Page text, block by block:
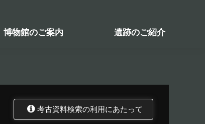
博物館のご案内 遺跡のご紹介
トップ 資料データベース 考古資料検索
考古資料検索の利用にあたって